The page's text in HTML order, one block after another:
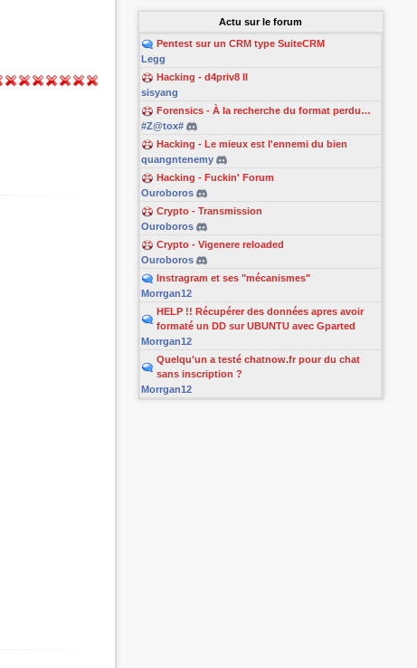
Actu sur le forum
Pentest sur un CRM type SuiteCRM
Legg
Hacking - d4priv8 II
sisyang
Forensics - À la recherche du format perdu…
#Z@tox#
Hacking - Le mieux est l'ennemi du bien
quangntenemy
Hacking - Fuckin' Forum
Ouroboros
Crypto - Transmission
Ouroboros
Crypto - Vigenere reloaded
Ouroboros
Instragram et ses "mécanismes"
Morrgan12
HELP !! Récupérer des données apres avoir
formaté un DD sur UBUNTU avec Gparted
Morrgan12
Quelqu'un a testé chatnow.fr pour du chat
sans inscription ?
Morrgan12